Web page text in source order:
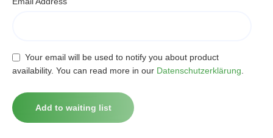
Your email will be used to notify you about product
availability. You can read more in our Datenschutzerklärung